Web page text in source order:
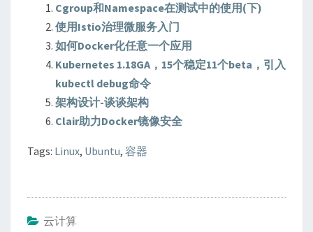
Cgroup和Namespace在测试中的使用(下)
使用Istio治理微服务入门
如何Docker化任意一个应用
Kubernetes 1.18GA，15个稳定11个beta，引入
kubectl debug命令
架构设计-谈谈架构
Clair助力Docker镜像安全
Tags: Linux, Ubuntu, 容器
云计算